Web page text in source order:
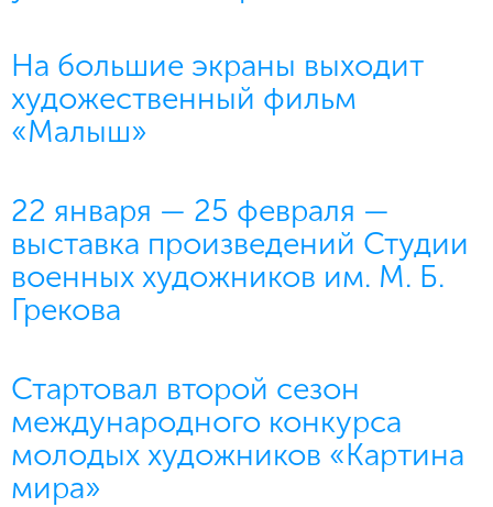
На большие экраны выходит
художественный фильм
«Малыш»
22 января — 25 февраля —
выставка произведений Студии
военных художников им. М. Б.
Грекова
Стартовал второй сезон
международного конкурса
молодых художников «Картина
мира»